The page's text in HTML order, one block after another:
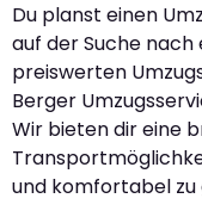
Du planst einen
auf der Suche nach
preiswerten
Berger
Wir bieten dir eine
und komfortabel zu